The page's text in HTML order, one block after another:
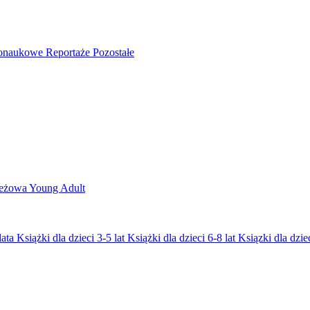
Reportaże Pozostałe
Young Adult
Książki dla dzieci 3-5 lat Książki dla dzieci 6-8 lat Ksiązki dla